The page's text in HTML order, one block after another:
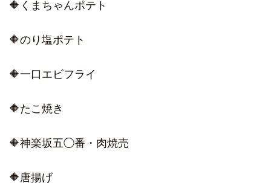
🔶くまちゃんポテト
🔶のり塩ポテト
🔶一口エビフライ
🔶たこ焼き
🔶神楽坂五◯番・肉焼売
🔶唐揚げ